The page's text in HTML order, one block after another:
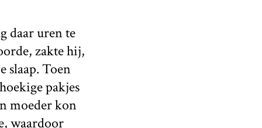
daar uren te
zakte hij,
slaap. Toen
pakjes
moeder kon
waardoor